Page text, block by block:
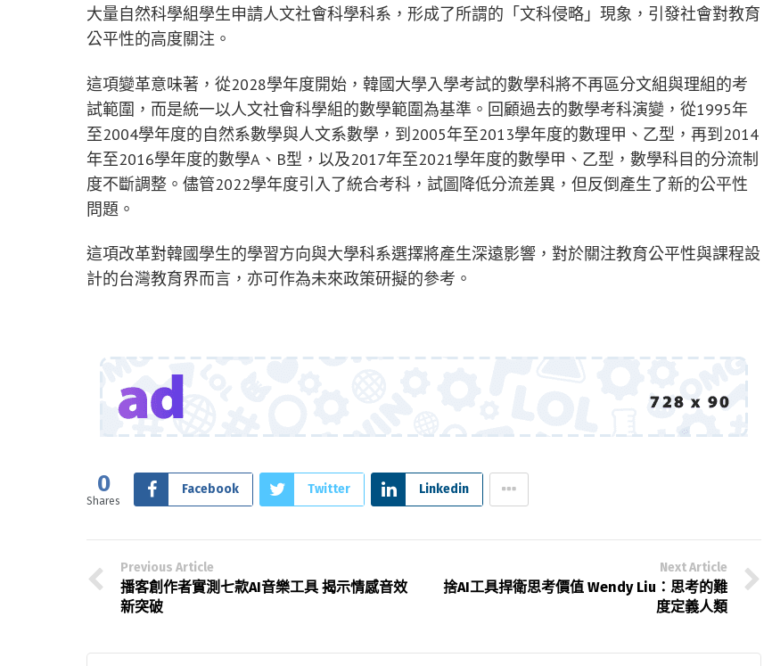
大量自然科學組學生申請人文社會科學科系，形成了所謂的「文科侵略」現象，引發社會對教育
公平性的高度關注。
這項變革意味著，從2028學年度開始，韓國大學入學考試的數學科將不再區分文組與理組的考
試範圍，而是統一以人文社會科學組的數學範圍為基準。回顧過去的數學考科演變，從1995年
至2004學年度的自然系數學與人文系數學，到2005年至2013學年度的數理甲、乙型，再到2014
年至2016學年度的數學A、B型，以及2017年至2021學年度的數學甲、乙型，數學科目的分流制
度不斷調整。儘管2022學年度引入了統合考科，試圖降低分流差異，但反倒產生了新的公平性
問題。
這項改革對韓國學生的學習方向與大學科系選擇將產生深遠影響，對於關注教育公平性與課程設
計的台灣教育界而言，亦可作為未來政策研擬的參考。
0
Shares
Facebook Twitter Linkedin
Previous Article
播客創作者實測七款AI音樂工具 揭示情感音效
新突破
Next Article
捨AI工具捍衛思考價值 Wendy Liu：思考的難
度定義人類